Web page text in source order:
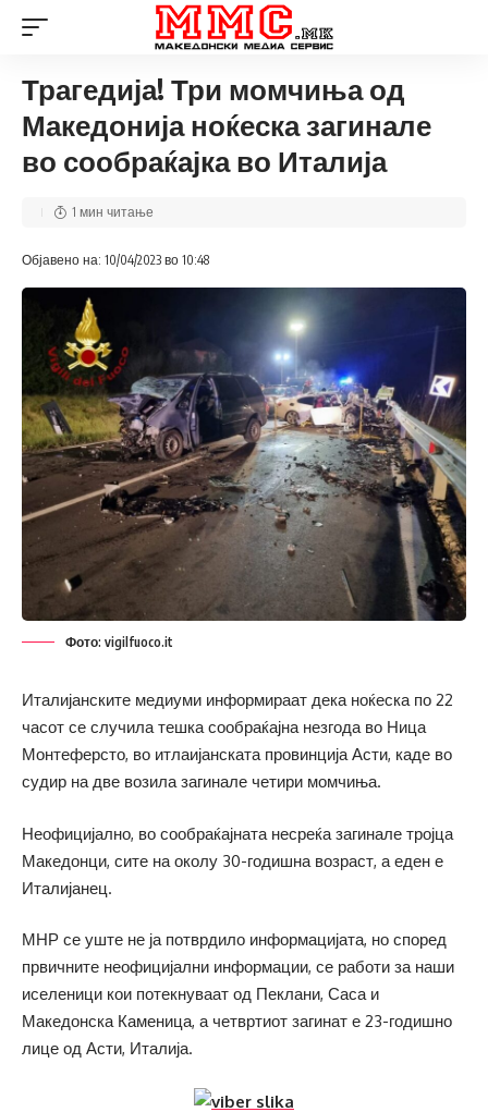
Трагедија! Три момчиња од
Македонија ноќеска загинале
во сообраќајка во Италија
Објавено на: 10/04/2023 во 10:48
1 мин читање
Фото: vigilfuoco.it
Италијанските медиуми информираат дека ноќеска по 22
часот се случила тешка сообраќајна незгода во Ница
Монтеферсто, во итлаијанската провинција Асти, каде во
судир на две возила загинале четири момчиња.
Неофицијално, во сообраќајната несреќа загинале тројца
Македонци, сите на околу 30-годишна возраст, а еден е
Италијанец.
МНР се уште не ја потврдило информацијата, но според
првичните неофицијални информации, се работи за наши
иселеници кои потекнуваат од Пеклани, Саса и
Македонска Каменица, а четвртиот загинат е 23-годишно
лице од Асти, Италија.